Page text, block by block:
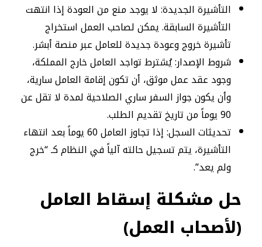
التأشيرة الجديدة: لا يوجد منع من العودة إذا انتهت
التأشيرة السابقة. يمكن لصاحب العمل استخراج
تأشيرة خروج وعودة جديدة للعامل عبر منصة أبشر.
شروط الإصدار: يُشترط تواجد العامل خارج المملكة،
وجود عقد عمل موثق، أن تكون إقامة العامل سارية،
وأن يكون جواز السفر ساري الصلاحية لمدة لا تقل عن
90 يوماً من تاريخ تقديم الطلب.
تحديثات السجل: إذا تجاوز العامل 60 يوماً بعد انتهاء
التأشيرة، يتم تسجيل حالته آلياً في النظام كـ “خرج
ولم يعد”.
حل مشكلة إسقاط العامل
(لأصحاب العمل)